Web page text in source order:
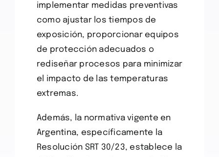
implementar medidas preventivas
como ajustar los tiempos de
exposición, proporcionar equipos
de protección adecuados o
rediseñar procesos para minimizar
el impacto de las temperaturas
extremas.
Además, la normativa vigente en
Argentina, específicamente la
Resolución SRT 30/23, establece la